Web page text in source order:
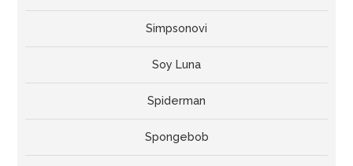
Simpsonovi
Soy Luna
Spiderman
Spongebob